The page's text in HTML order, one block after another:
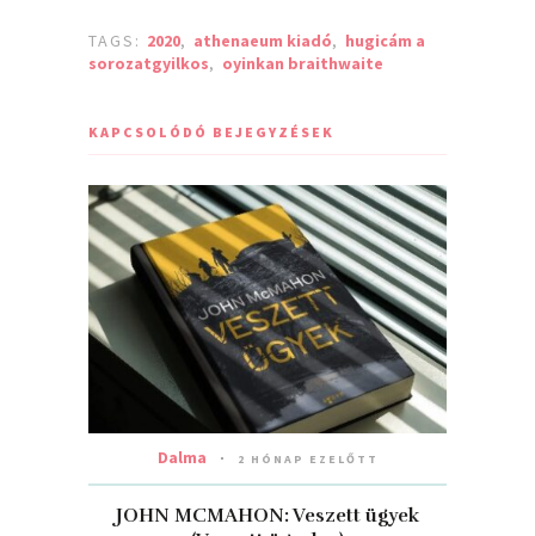
TAGS: 2020, athenaeum kiadó, hugicám a
sorozatgyilkos, oyinkan braithwaite
KAPCSOLÓDÓ BEJEGYZÉSEK
Dalma 2 HÓNAP EZELŐTT
JOHN MCMAHON: Veszett ​ügyek